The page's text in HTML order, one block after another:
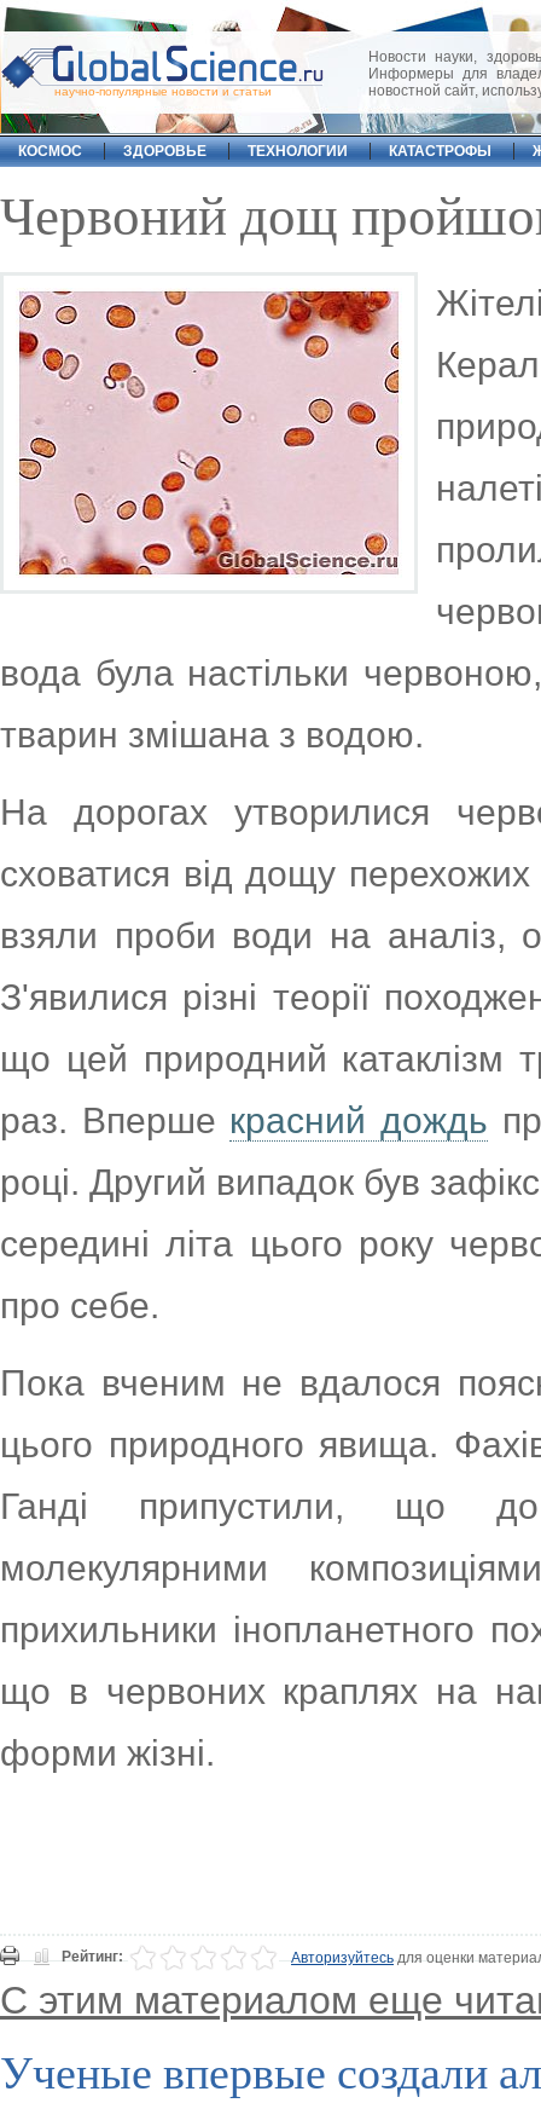
научно-популярные новости и статьи
Новости науки,
Информеры для
новостной сайт,
КОСМОС ЗДОРОВЬЕ ТЕХНОЛОГИИ КАТАСТРОФЫ
Червоний дощ пройшов
вода була настільки
тварин змішана з водою.
На дорогах утворилися
сховатися від дощу
взяли проби води на аналіз,
З'явилися різні теорії
що цей природний катаклізм
раз. Вперше красний дождь
році. Другий випадок був
середині літа цього року
про себе.
Пока вченим не вдалося
цього природного явища.
Ганді припустили, що
молекулярними
прихильники інопланетного
що в червоних краплях на
форми жізні.
Рейтинг: Авторизуйтесьдля оценки
С этим материалом еще
Ученые впервые создали